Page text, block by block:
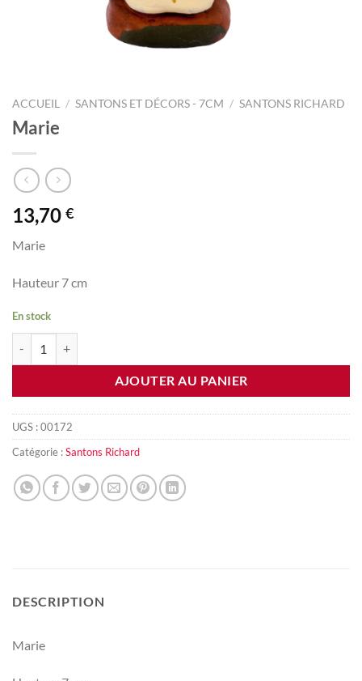
ACCUEIL / SANTONS ET DÉCORS - 7CM / SANTONS RICHARD
Marie
13,70 €
Marie
Hauteur 7 cm
En stock
AJOUTER AU PANIER
UGS :00172
Catégorie :Santons Richard
DESCRIPTION
Marie